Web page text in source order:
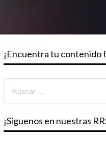
¡Encuentra tu contenido
¡Síguenos en nuestras